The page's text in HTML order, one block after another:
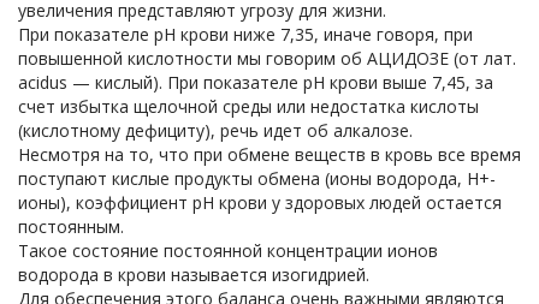
увеличения представляют угрозу для жизни.
При показателе рН крови ниже 7,35, иначе говоря, при
повышенной кислотности мы говорим об АЦИДОЗЕ (от лат.
acidus — кислый). При показателе рН крови выше 7,45, за
счет избытка щелочной среды или недостатка кислоты
(кислотному дефициту), речь идет об алкалозе.
Несмотря на то, что при обмене веществ в кровь все время
поступают кислые продукты обмена (ионы водорода, Н+-
ионы), коэффициент рН крови у здоровых людей остается
постоянным.
Такое состояние постоянной концентрации ионов
водорода в крови называется изогидрией.
Для обеспечения этого баланса очень важными являются